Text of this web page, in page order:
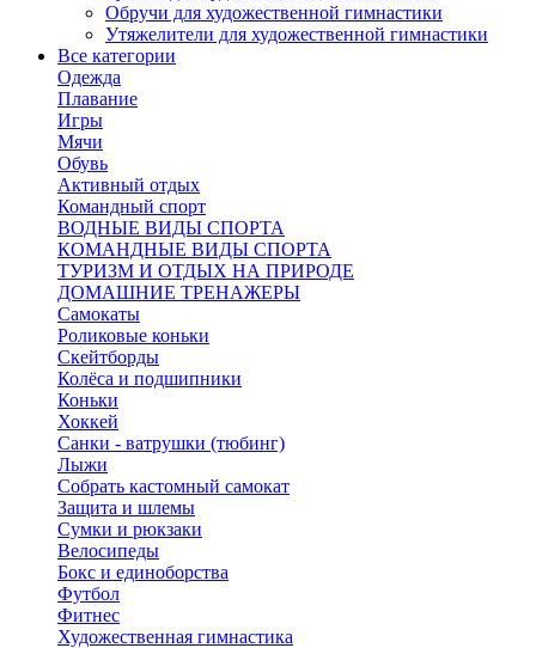
Обручи для художественной гимнастики
Утяжелители для художественной гимнастики
Все категории
Одежда
Плавание
Игры
Мячи
Обувь
Активный отдых
Командный спорт
ВОДНЫЕ ВИДЫ СПОРТА
КОМАНДНЫЕ ВИДЫ СПОРТА
ТУРИЗМ И ОТДЫХ НА ПРИРОДЕ
ДОМАШНИЕ ТРЕНАЖЕРЫ
Самокаты
Роликовые коньки
Скейтборды
Колёса и подшипники
Коньки
Хоккей
Санки - ватрушки (тюбинг)
Лыжи
Собрать кастомный самокат
Защита и шлемы
Сумки и рюкзаки
Велосипеды
Бокс и единоборства
Футбол
Фитнес
Художественная гимнастика